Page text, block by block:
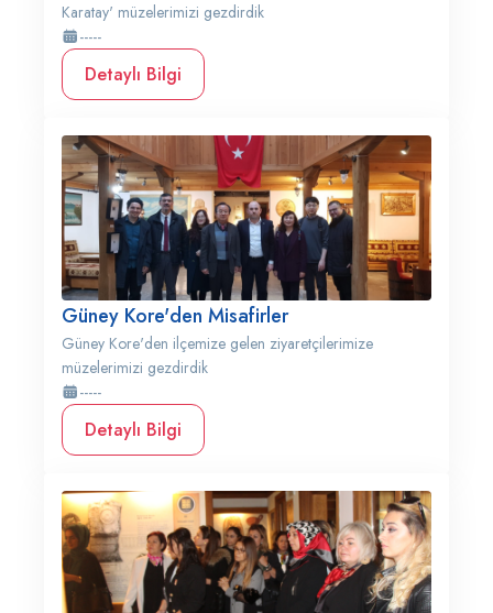
Karatay' müzelerimizi gezdirdik
-----
Detaylı Bilgi
Güney Kore'den Misafirler
Güney Kore'den ilçemize gelen ziyaretçilerimize
müzelerimizi gezdirdik
-----
Detaylı Bilgi